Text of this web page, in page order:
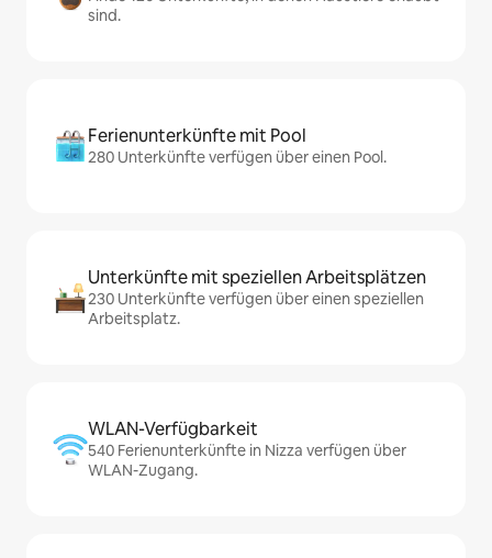
sind.
Ferienunterkünfte mit Pool
280 Unterkünfte verfügen über einen Pool.
Unterkünfte mit speziellen Arbeitsplätzen
230 Unterkünfte verfügen über einen speziellen
Arbeitsplatz.
WLAN-Verfügbarkeit
540 Ferienunterkünfte in Nizza verfügen über
WLAN-Zugang.